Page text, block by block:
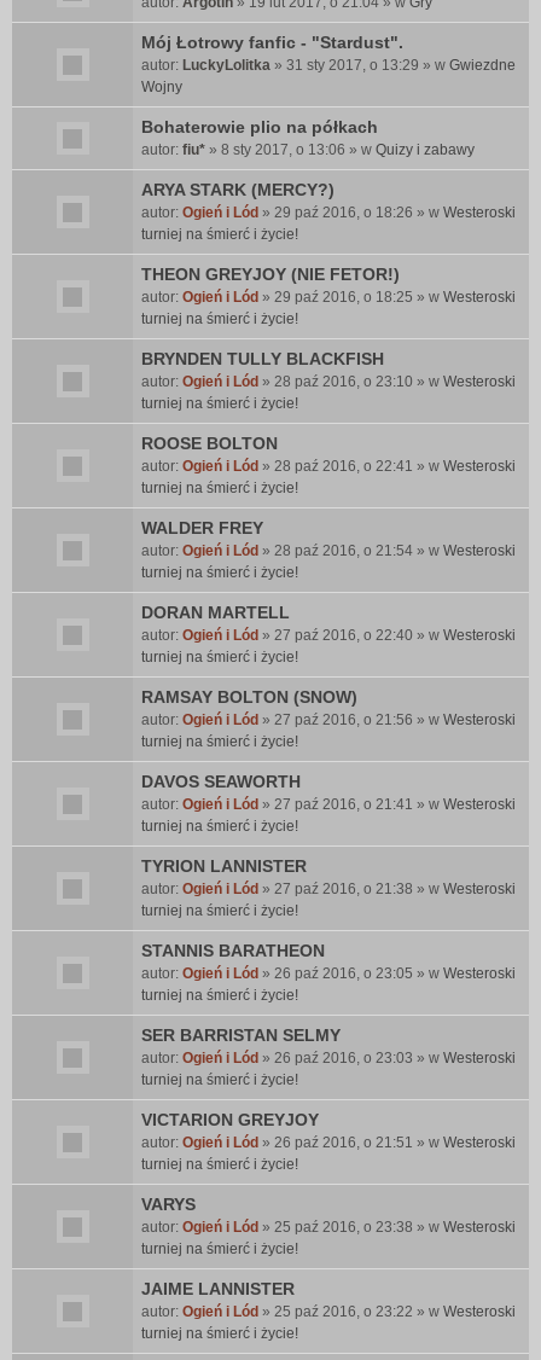
Mój Łotrowy fanfic - "Stardust".
autor: LuckyLolitka » 31 sty 2017, o 13:29 » w Gwiezdne
Wojny
Bohaterowie plio na półkach
autor: fiu* » 8 sty 2017, o 13:06 » w Quizy i zabawy
ARYA STARK (MERCY?)
autor: Ogień i Lód » 29 paź 2016, o 18:26 » w Westeroski
turniej na śmierć i życie!
THEON GREYJOY (NIE FETOR!)
autor: Ogień i Lód » 29 paź 2016, o 18:25 » w Westeroski
turniej na śmierć i życie!
BRYNDEN TULLY BLACKFISH
autor: Ogień i Lód » 28 paź 2016, o 23:10 » w Westeroski
turniej na śmierć i życie!
ROOSE BOLTON
autor: Ogień i Lód » 28 paź 2016, o 22:41 » w Westeroski
turniej na śmierć i życie!
WALDER FREY
autor: Ogień i Lód » 28 paź 2016, o 21:54 » w Westeroski
turniej na śmierć i życie!
DORAN MARTELL
autor: Ogień i Lód » 27 paź 2016, o 22:40 » w Westeroski
turniej na śmierć i życie!
RAMSAY BOLTON (SNOW)
autor: Ogień i Lód » 27 paź 2016, o 21:56 » w Westeroski
turniej na śmierć i życie!
DAVOS SEAWORTH
autor: Ogień i Lód » 27 paź 2016, o 21:41 » w Westeroski
turniej na śmierć i życie!
TYRION LANNISTER
autor: Ogień i Lód » 27 paź 2016, o 21:38 » w Westeroski
turniej na śmierć i życie!
STANNIS BARATHEON
autor: Ogień i Lód » 26 paź 2016, o 23:05 » w Westeroski
turniej na śmierć i życie!
SER BARRISTAN SELMY
autor: Ogień i Lód » 26 paź 2016, o 23:03 » w Westeroski
turniej na śmierć i życie!
VICTARION GREYJOY
autor: Ogień i Lód » 26 paź 2016, o 21:51 » w Westeroski
turniej na śmierć i życie!
VARYS
autor: Ogień i Lód » 25 paź 2016, o 23:38 » w Westeroski
turniej na śmierć i życie!
JAIME LANNISTER
autor: Ogień i Lód » 25 paź 2016, o 23:22 » w Westeroski
turniej na śmierć i życie!